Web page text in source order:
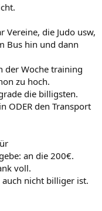
Vereine, die Judo usw,
Bus hin und dann
der Woche training
zu hoch.
die billigsten.
ODER den Transport
an die 200€.
voll.
nicht billiger ist.